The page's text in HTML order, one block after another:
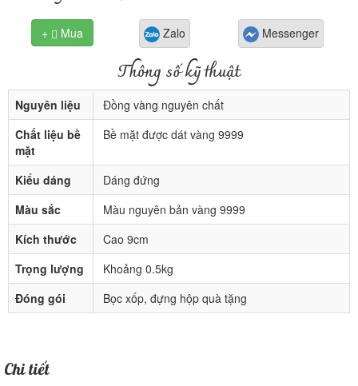
+  Mua Zalo Messenger
Thông số kỹ thuật
Nguyên liệu
Đồng vàng nguyên chất
Chất liệu bề
mặt
Bề mặt được dát vàng 9999
Kiểu dáng
Dáng đứng
Màu sắc
Màu nguyên bản vàng 9999
Kích thước
Cao 9cm
Trọng lượng
Khoảng 0.5kg
Đóng gói
Bọc xốp, đựng hộp quà tặng
Chi tiết